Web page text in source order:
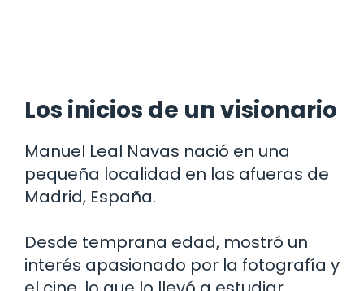
Los inicios de un visionario
Manuel Leal Navas nació en una
pequeña localidad en las afueras de
Madrid, España.
Desde temprana edad, mostró un
interés apasionado por la fotografía y